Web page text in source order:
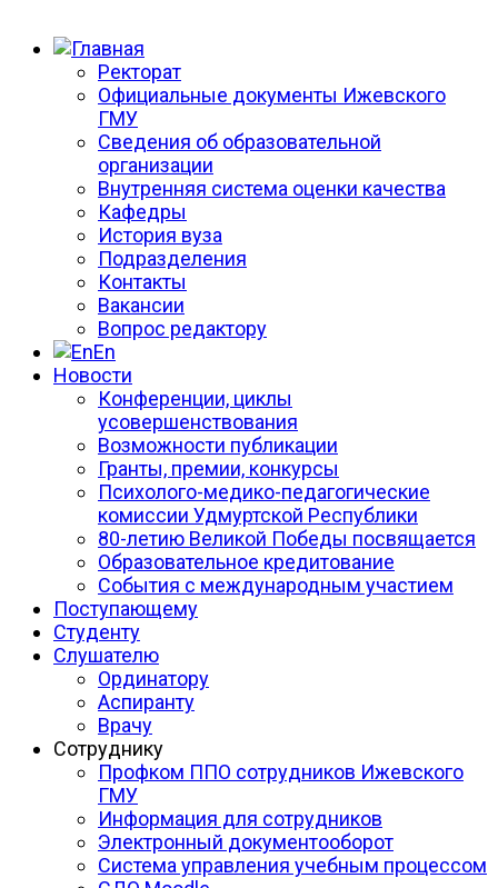
Ректорат
Официальные документы Ижевского
ГМУ
Сведения об образовательной
организации
Внутренняя система оценки качества
Кафедры
История вуза
Подразделения
Контакты
Вакансии
Вопрос редактору
En
Новости
Конференции, циклы
усовершенствования
Возможности публикации
Гранты, премии, конкурсы
Психолого-медико-педагогические
комиссии Удмуртской Республики
80-летию Великой Победы посвящается
Образовательное кредитование
События с международным участием
Поступающему
Студенту
Слушателю
Ординатору
Аспиранту
Врачу
Сотруднику
Профком ППО сотрудников Ижевского
ГМУ
Информация для сотрудников
Электронный документооборот
Система управления учебным процессом